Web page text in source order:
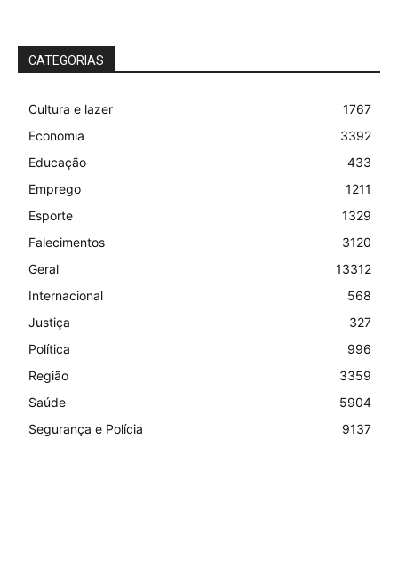
CATEGORIAS
Cultura e lazer
1767
Economia
3392
Educação
433
Emprego
1211
Esporte
1329
Falecimentos
3120
Geral
13312
Internacional
568
Justiça
327
Política
996
Região
3359
Saúde
5904
Segurança e Polícia
9137